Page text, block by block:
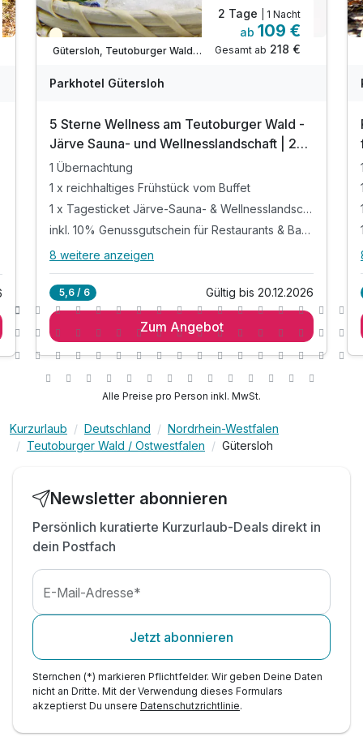
Für 2 Tage
Einzelzimmer Standard
Teilweise ausgelastet
Gütersloh, Teutoburger Wald / Ostwestfalen
2 Tage | 1 Nacht
ab 109 €
Gesamt ab 218 €
Parkhotel Gütersloh
5 Sterne Wellness am Teutoburger Wald -
Järve Sauna- und Wellnesslandschaft | 2
Tage
1 Übernachtung
1 x reichhaltiges Frühstück vom Buffet
1 x Tagesticket Järve-Sauna- & Wellnesslandschaft*
inkl. 10% Genussgutschein für Restaurants & Bars**
Alle Inklusivleistungen
1 Übernachtung
1 x reichhaltiges Frühstück vom Buffet
inkl. 10% Genussgutschein für Restaurants &
1 x Wellnesscocktail zu Begrüßung
1 x Obstteller auf dem Zimmer
2 x Flaschen Mineralwasser auf Ihrem Zimmer
inkl. Nutzung des Wellnessbereichs
inkl. Kaffee-/Teezubereitung auf Ihrem Zimmer
Abendlicher Turndown-Service inkl. Betthupferl
digitaler Service inkl. 7000 Online Zeitungen
uvm.
8 weitere anzeigen
5,6 / 6 Gültig bis 20.12.2026
Zum Angebot
Alle Preise pro Person inkl. MwSt.
Kurzurlaub Deutschland
Nordrhein-Westfalen
Teutoburger Wald / Ostwestfalen
Gütersloh
Newsletter abonnieren
Persönlich kuratierte Kurzurlaub-Deals direkt in
dein Postfach
E-Mail-Adresse*
Jetzt abonnieren
Sternchen (*) markieren Pflichtfelder. Wir geben Deine Daten
nicht an Dritte. Mit der Verwendung dieses Formulars
akzeptierst Du unsere Datenschutzrichtlinie.